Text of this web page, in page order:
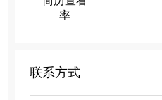
率
联系方式